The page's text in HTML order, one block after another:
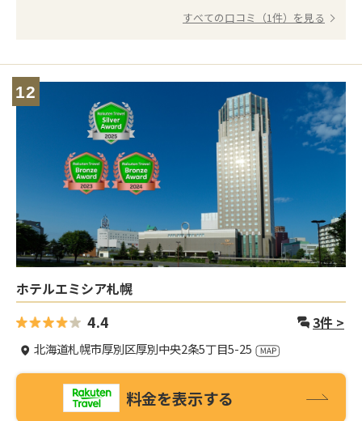
すべての口コミ（1件）を見る
12
ホテルエミシア札幌
4.4 3件 >
北海道札幌市厚別区厚別中央2条5丁目5-25
料金を表示する